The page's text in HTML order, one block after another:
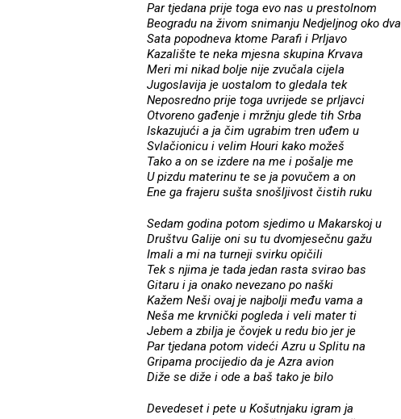
Par tjedana prije toga evo nas u prestolnom
Beogradu na živom snimanju Nedjeljnog oko dva
Sata popodneva ktome Parafi i Prljavo
Kazalište te neka mjesna skupina Krvava
Meri mi nikad bolje nije zvučala cijela
Jugoslavija je uostalom to gledala tek
Neposredno prije toga uvrijede se prljavci
Otvoreno gađenje i mržnju glede tih Srba
Iskazujući a ja čim ugrabim tren uđem u
Svlačionicu i velim Houri kako možeš
Tako a on se izdere na me i pošalje me
U pizdu materinu te se ja povučem a on
Ene ga frajeru sušta snošljivost čistih ruku
Sedam godina potom sjedimo u Makarskoj u
Društvu Galije oni su tu dvomjesečnu gažu
Imali a mi na turneji svirku opičili
Tek s njima je tada jedan rasta svirao bas
Gitaru i ja onako nevezano po naški
Kažem Neši ovaj je najbolji među vama a
Neša me krvnički pogleda i veli mater ti
Jebem a zbilja je čovjek u redu bio jer je
Par tjedana potom videći Azru u Splitu na
Gripama procijedio da je Azra avion
Diže se diže i ode a baš tako je bilo
Devedeset i pete u Košutnjaku igram ja